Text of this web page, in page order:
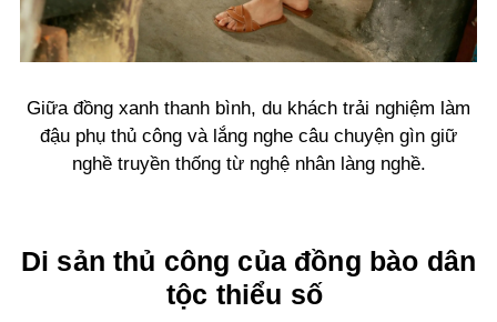
Giữa đồng xanh thanh bình, du khách trải nghiệm làm
đậu phụ thủ công và lắng nghe câu chuyện gìn giữ
nghề truyền thống từ nghệ nhân làng nghề.
Di sản thủ công của đồng bào dân
tộc thiểu số